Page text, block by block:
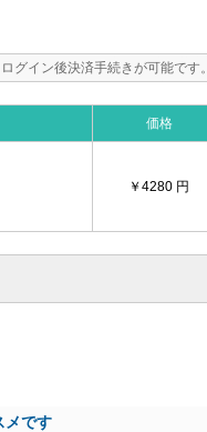
グイン後決済手続きが可能です
価格
￥4280 円
メです